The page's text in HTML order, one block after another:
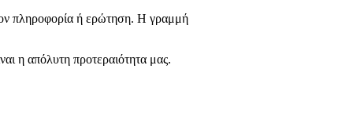
πληροφορία ή ερώτηση. Η γραμμή
η απόλυτη προτεραιότητα μας.